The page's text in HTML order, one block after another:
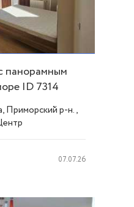
панорамным
ID 7314
Приморский р-н.,
07.07.26